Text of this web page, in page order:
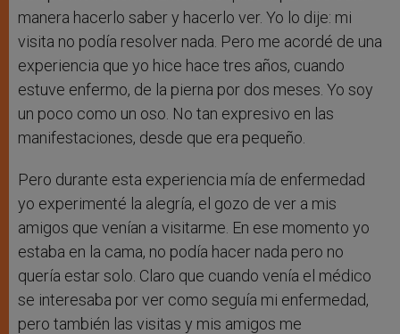
manera hacerlo saber y hacerlo ver. Yo lo dije: mi
visita no podía resolver nada. Pero me acordé de una
experiencia que yo hice hace tres años, cuando
estuve enfermo, de la pierna por dos meses. Yo soy
un poco como un oso. No tan expresivo en las
manifestaciones, desde que era pequeño.
Pero durante esta experiencia mía de enfermedad
yo experimenté la alegría, el gozo de ver a mis
amigos que venían a visitarme. En ese momento yo
estaba en la cama, no podía hacer nada pero no
quería estar solo. Claro que cuando venía el médico
se interesaba por ver como seguía mi enfermedad,
pero también las visitas y mis amigos me